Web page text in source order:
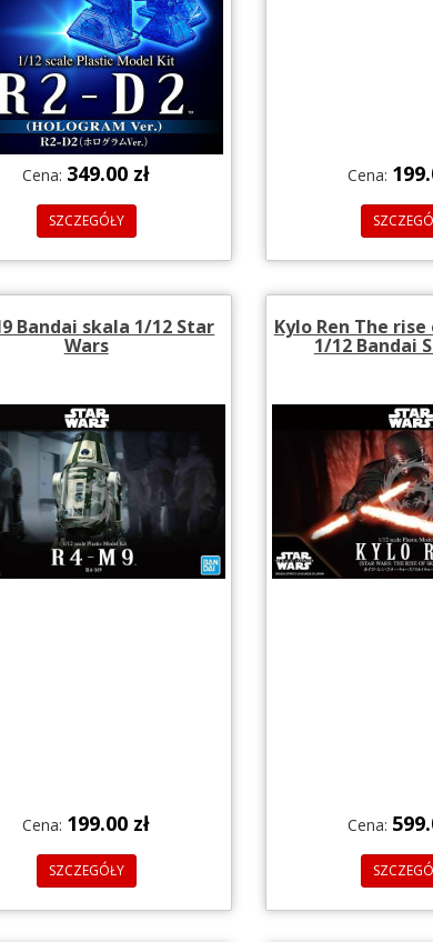
Cena: 349.00 zł
SZCZEGÓŁY
Cena:
Bandai skala 1/12 Star
Wars
Cena: 199.00 zł
SZCZEGÓŁY
Kylo Ren The
1/12 Bandai
Cena: